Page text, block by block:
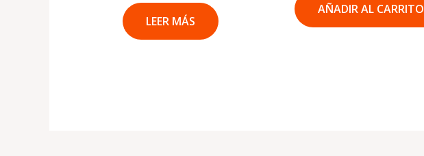
LEER MÁS
AÑADIR AL CARRITO